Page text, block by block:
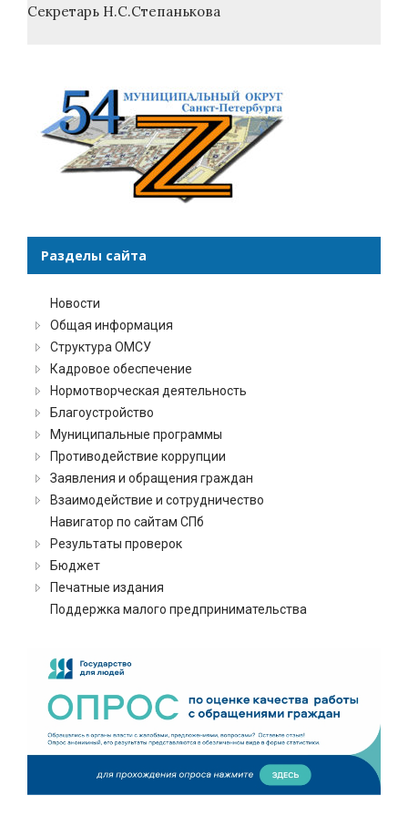
Секретарь Н.С.Степанькова
Разделы сайта
Новости
Общая информация
Структура ОМСУ
Кадровое обеспечение
Нормотворческая деятельность
Благоустройство
Муниципальные программы
Противодействие коррупции
Заявления и обращения граждан
Взаимодействие и сотрудничество
Навигатор по сайтам СПб
Результаты проверок
Бюджет
Печатные издания
Поддержка малого предпринимательства